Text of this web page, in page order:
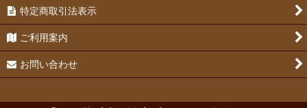
特定商取引法表示
ご利用案内
お問い合わせ